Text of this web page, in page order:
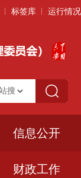
标签库 运行情况
信息公开
财政工作